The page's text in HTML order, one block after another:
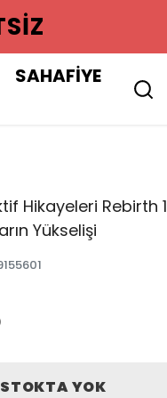
SAHAFİYE
Hikayeleri Rebirth 1
Yükselişi
STOKTA YOK